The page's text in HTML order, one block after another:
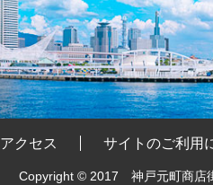
アクセス サイトのご利用
Copyright © 2017 神戸元町商店